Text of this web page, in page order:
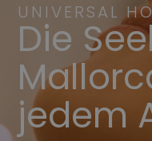
UNIVERSAL
Die
jedem